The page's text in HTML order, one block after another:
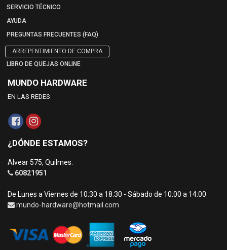
SERVICIO TÉCNICO
AYUDA
PREGUNTAS FRECUENTES (FAQ)
ARREPENTIMIENTO DE COMPRA
LIBRO DE QUEJAS ONLINE
MUNDO HARDWARE
EN LAS REDES
¿DÓNDE ESTAMOS?
Alvear 575, Quilmes.
60821951
De Lunes a Viernes de 10:30 a 18:30 - Sábado de 10:00 a 14:00
mundo-hardware@hotmail.com